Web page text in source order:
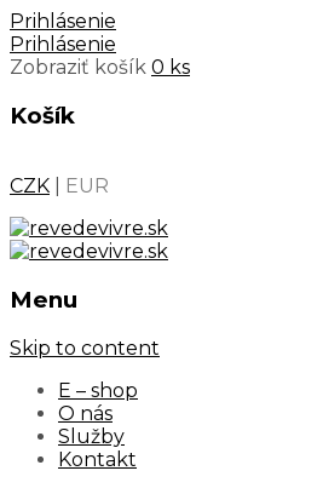
Prihlásenie
Prihlásenie
Zobraziť košík 0 ks
Košík
CZK EUR
Menu
Skip to content
E – shop
O nás
Služby
Kontakt